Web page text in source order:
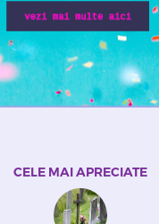
CELE MAI APRECIATE